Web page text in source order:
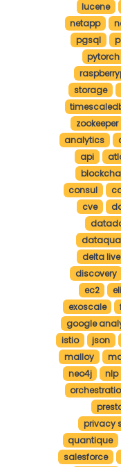
lucene
netapp
pgsql
pytorch
storage
zookeeper
analytics
api
consul
cve
delta live
discovery
ec2
exoscale
google
istio
json
malloy
neo4j
nlp
privacy
quantique
salesforce